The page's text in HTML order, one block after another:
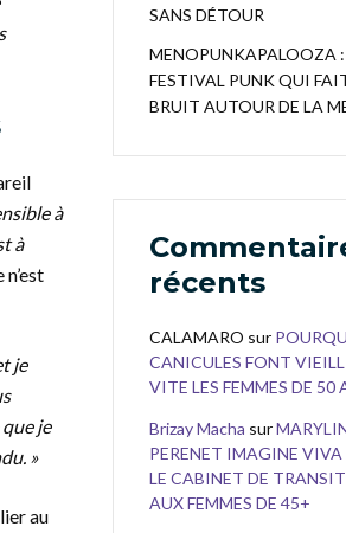
à
à
je
que je
»
au
SANS DÉTOUR
MENOPUNKAPALOOZA :
FESTIVAL PUNK QUI
BRUIT AUTOUR DE LA
récents
CALAMARO sur
CANICULES FONT
VITE LES FEMMES DE 50
Brizay Macha sur
PERENET IMAGINE
LE CABINET DE
AUX FEMMES DE 45+